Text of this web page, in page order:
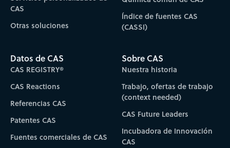
CAS
Otras soluciones
Índice de fuentes CAS
(CASSI)
Datos de CAS
CAS REGISTRY®
CAS Reactions
Referencias CAS
Patentes CAS
Fuentes comerciales de CAS
Sobre CAS
Nuestra historia
Trabajo, ofertas de trabajo
(context needed)
CAS Future Leaders
Incubadora de Innovación
CAS